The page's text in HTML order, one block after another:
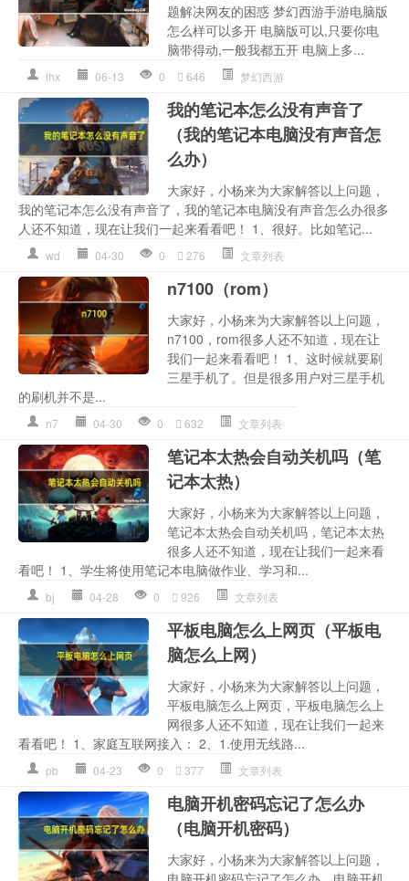
题解决网友的困惑 梦幻西游手游电脑版
怎么样可以多开 电脑版可以,只要你电
脑带得动,一般我都五开 电脑上多...
lhx 06-13 0 646 梦幻西游
我的笔记本怎么没有声音了
（我的笔记本电脑没有声音怎
么办）
大家好，小杨来为大家解答以上问题，
我的笔记本怎么没有声音了，我的笔记本电脑没有声音怎么办很多
人还不知道，现在让我们一起来看看吧！ 1、很好。比如笔记...
wd 04-30 0 276 文章列表
n7100（rom）
大家好，小杨来为大家解答以上问题，
n7100，rom很多人还不知道，现在让
我们一起来看看吧！ 1、这时候就要刷
三星手机了。但是很多用户对三星手机
的刷机并不是...
n7 04-30 0 632 文章列表
笔记本太热会自动关机吗（笔
记本太热）
大家好，小杨来为大家解答以上问题，
笔记本太热会自动关机吗，笔记本太热
很多人还不知道，现在让我们一起来看
看吧！ 1、学生将使用笔记本电脑做作业、学习和...
bj 04-28 0 926 文章列表
平板电脑怎么上网页（平板电
脑怎么上网）
大家好，小杨来为大家解答以上问题，
平板电脑怎么上网页，平板电脑怎么上
网很多人还不知道，现在让我们一起来
看看吧！ 1、家庭互联网接入： 2、1.使用无线路...
pb 04-23 0 377 文章列表
电脑开机密码忘记了怎么办
（电脑开机密码）
大家好，小杨来为大家解答以上问题，